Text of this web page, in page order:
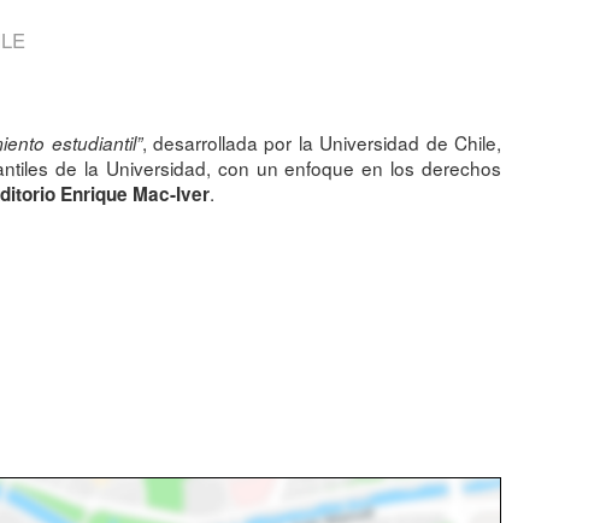
estudiantil”, desarrollada por la Universidad de Chile,
de la Universidad, con un enfoque en los derechos
Enrique Mac-Iver.